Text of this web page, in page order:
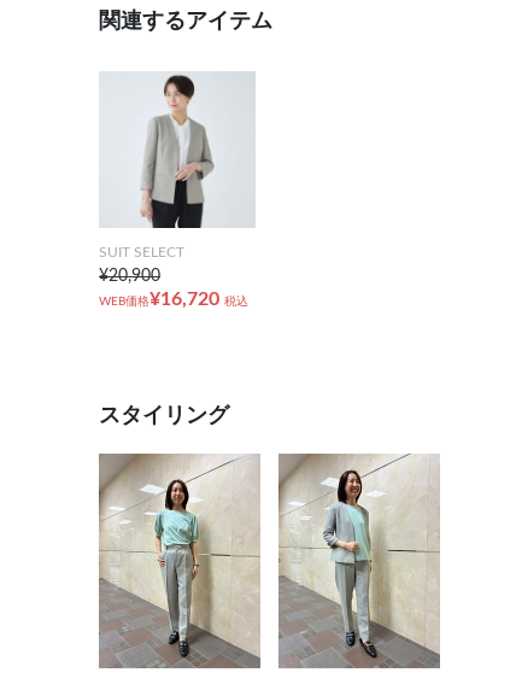
関連するアイテム
SUIT SELECT
¥20,900
WEB価格¥16,720 税込
スタイリング